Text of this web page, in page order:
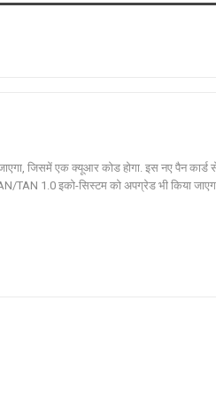
जिसमें एक क्यूआर कोड होगा. इस नए पैन कार्ड
TAN 1.0 इको-सिस्टम को अपग्रेड भी किया